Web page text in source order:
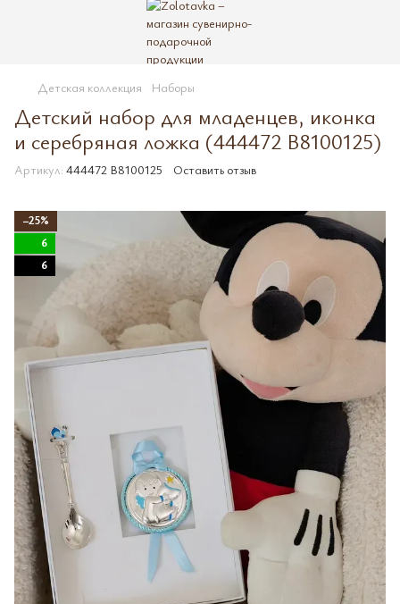
Детская коллекция Наборы
Детский набор для младенцев, иконка
и серебряная ложка (444472 B8100125)
Артикул: 444472 B8100125 Оставить отзыв
−25%
6
6